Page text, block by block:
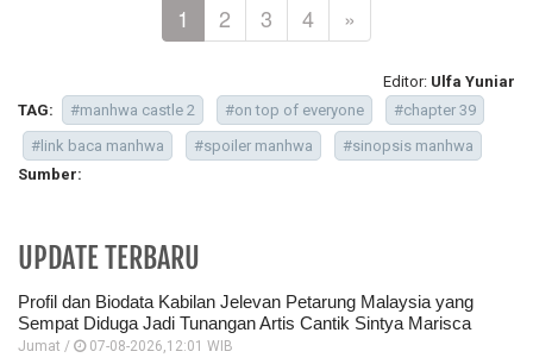
1 2 3 4 »
Editor: Ulfa Yuniar
TAG:
#manhwa castle 2 #on top of everyone
#chapter 39
#link baca manhwa
#spoiler manhwa
#sinopsis manhwa
Sumber:
UPDATE TERBARU
Profil dan Biodata Kabilan Jelevan Petarung Malaysia yang
Sempat Diduga Jadi Tunangan Artis Cantik Sintya Marisca
Jumat / 07-08-2026,12:01 WIB